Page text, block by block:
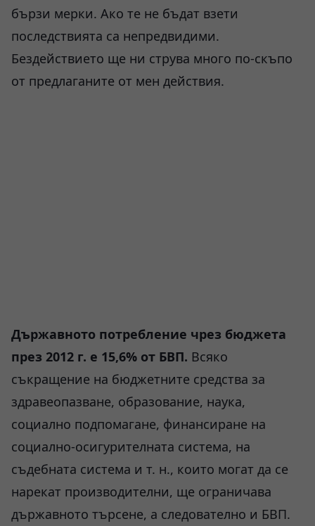
бързи мерки. Ако те не бъдат взети
последствията са непредвидими.
Бездействието ще ни струва много по-скъпо
от предлаганите от мен действия.
Държавното потребление чрез бюджета
през 2012 г. е 15,6% от БВП. Всяко
съкращение на бюджетните средства за
здравеопазване, образование, наука,
социално подпомагане, финансиране на
социално-осигурителната система, на
съдебната система и т. н., които могат да се
нарекат производителни, ще ограничава
държавното търсене, а следователно и БВП.